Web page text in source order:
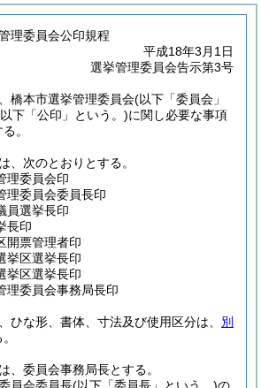
理委員会公印規程
平成18年3月1日
選挙管理委員会告示第3号
橋本市選挙管理委員会(以下「委員会」
下「公印」という。)に関し必要な事項
。
、次のとおりとする。
理委員会印
理委員会委員長印
員選挙長印
長印
開票管理者印
挙区選挙長印
挙区選挙長印
理委員会事務局長印
ひな形、書体、寸法及び使用区分は、 別
、委員会事務局長とする。